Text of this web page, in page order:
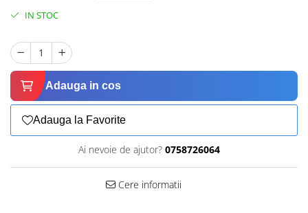
IN STOC
Adauga in cos
Adauga la Favorite
Ai nevoie de ajutor? 0758726064
Cere informatii